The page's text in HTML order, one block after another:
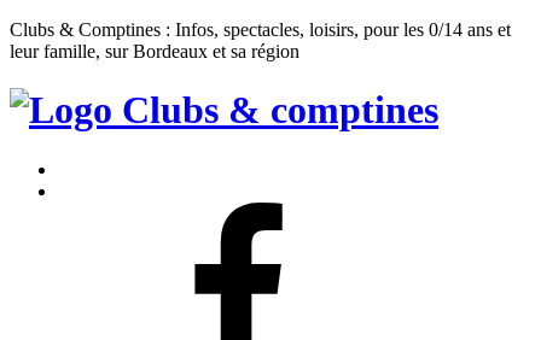
Clubs & Comptines : Infos, spectacles, loisirs, pour les 0/14 ans et
leur famille, sur Bordeaux et sa région
Clubs
Comptines